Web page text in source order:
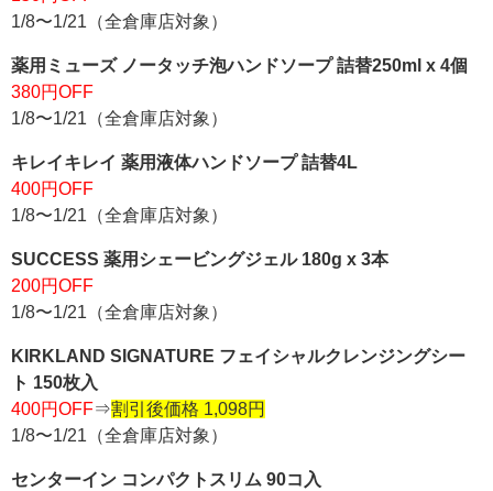
1/8〜1/21（全倉庫店対象）
薬用ミューズ ノータッチ泡ハンドソープ 詰替250ml x 4個
380円OFF
1/8〜1/21（全倉庫店対象）
キレイキレイ 薬用液体ハンドソープ 詰替4L
400円OFF
1/8〜1/21（全倉庫店対象）
SUCCESS 薬用シェービングジェル 180g x 3本
200円OFF
1/8〜1/21（全倉庫店対象）
KIRKLAND SIGNATURE フェイシャルクレンジングシー
ト 150枚入
400円OFF⇒割引後価格 1,098円
1/8〜1/21（全倉庫店対象）
センターイン コンパクトスリム 90コ入